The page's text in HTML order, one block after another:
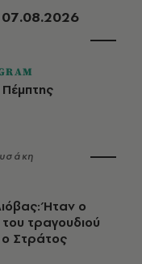
Ήταν ο
τραγουδιού
ο Στράτος